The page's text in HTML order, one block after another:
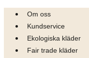
Skip
content
Om oss
Kundservice
Ekologiska kläder
Fair trade kläder